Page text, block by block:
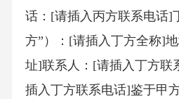
话：[请插入丙方联系电话]
方”）：[请插入丁方全称]
址]联系人：[请插入丁方联
插入丁方联系电话]鉴于甲